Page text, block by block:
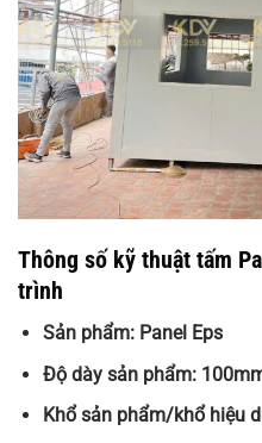
Thông số kỹ thuật tấm
trình
Sản phẩm: Panel Eps
Độ dày sản phẩm:
Khổ sản phẩm/khổ hiệu